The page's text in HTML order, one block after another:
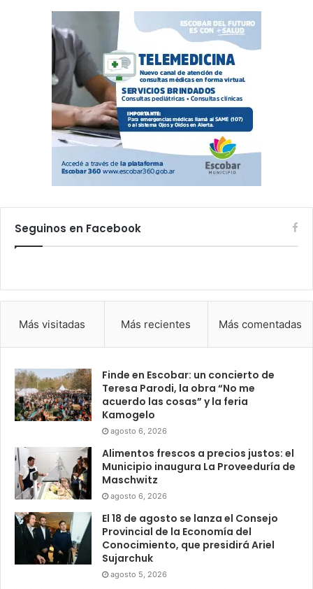
Seguinos en Facebook
Más visitadas Más recientes Más comentadas
Finde en Escobar: un concierto de
Teresa Parodi, la obra “No me
acuerdo las cosas” y la feria
Kamogelo
agosto 6, 2026
Alimentos frescos a precios justos: el
Municipio inaugura La Proveeduría de
Maschwitz
agosto 6, 2026
El 18 de agosto se lanza el Consejo
Provincial de la Economía del
Conocimiento, que presidirá Ariel
Sujarchuk
agosto 5, 2026